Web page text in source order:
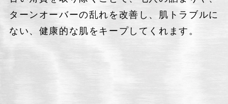
ターンオーバーの乱れを改善し、肌トラブルに
ない、健康的な肌をキープしてくれます。